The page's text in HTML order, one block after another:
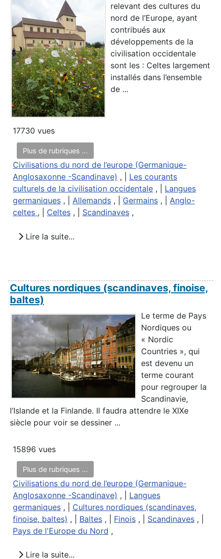
relevant des cultures du
nord de l’Europe, ayant
contribués aux
développements de la
civilisation occidentale
sont les : Celtes largement
installés dans l’ensemble
de ...
17730 vues
Plus de rubriques ...
Civilisations du nord de l’europe (Germanique-
Anglosaxonne -Scandinave) , | Les courants
culturels de la civilisation occidentale , | Langues
germaniques , | Allemands , | Germains , | Anglo-
celtes , | Celtes , | Scandinaves ,
Lire la suite...
Cultures nordiques (scandinaves, finoise,
baltes)
Le terme de Pays
Nordiques ou
« Nordic
Countries », qui
est devenu un
terme courant
pour regrouper la
Scandinavie,
l’Islande et la Finlande. Il faudra attendre le XIXe
siècle pour voir se dessiner ...
15896 vues
Plus de rubriques ...
Civilisations du nord de l’europe (Germanique-
Anglosaxonne -Scandinave) , | Langues
germaniques , | Cultures nordiques (scandinaves,
finoise, baltes) , | Baltes , | Finois , | Scandinaves , |
Pays de l'Europe du Nord ,
Lire la suite...